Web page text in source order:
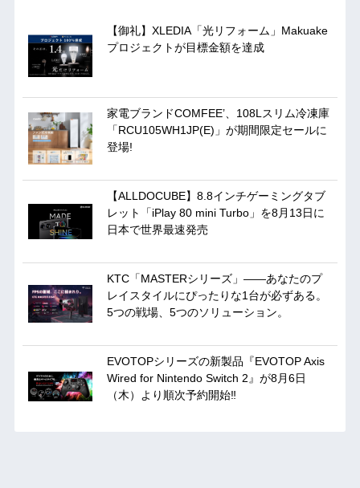
【御礼】XLEDIA「光リフォーム」Makuake
プロジェクトが目標金額を達成
家電ブランドCOMFEE’、108Lスリム冷凍庫
「RCU105WH1JP(E)」が期間限定セールに
登場!
【ALLDOCUBE】8.8インチゲーミングタブ
レット「iPlay 80 mini Turbo」を8月13日に
日本で世界最速発売
KTC「MASTERシリーズ」――あなたのプ
レイスタイルにぴったりな1台が必ずある。
5つの戦場、5つのソリューション。
EVOTOPシリーズの新製品『EVOTOP Axis
Wired for Nintendo Switch 2』が8月6日
（木）より順次予約開始‼